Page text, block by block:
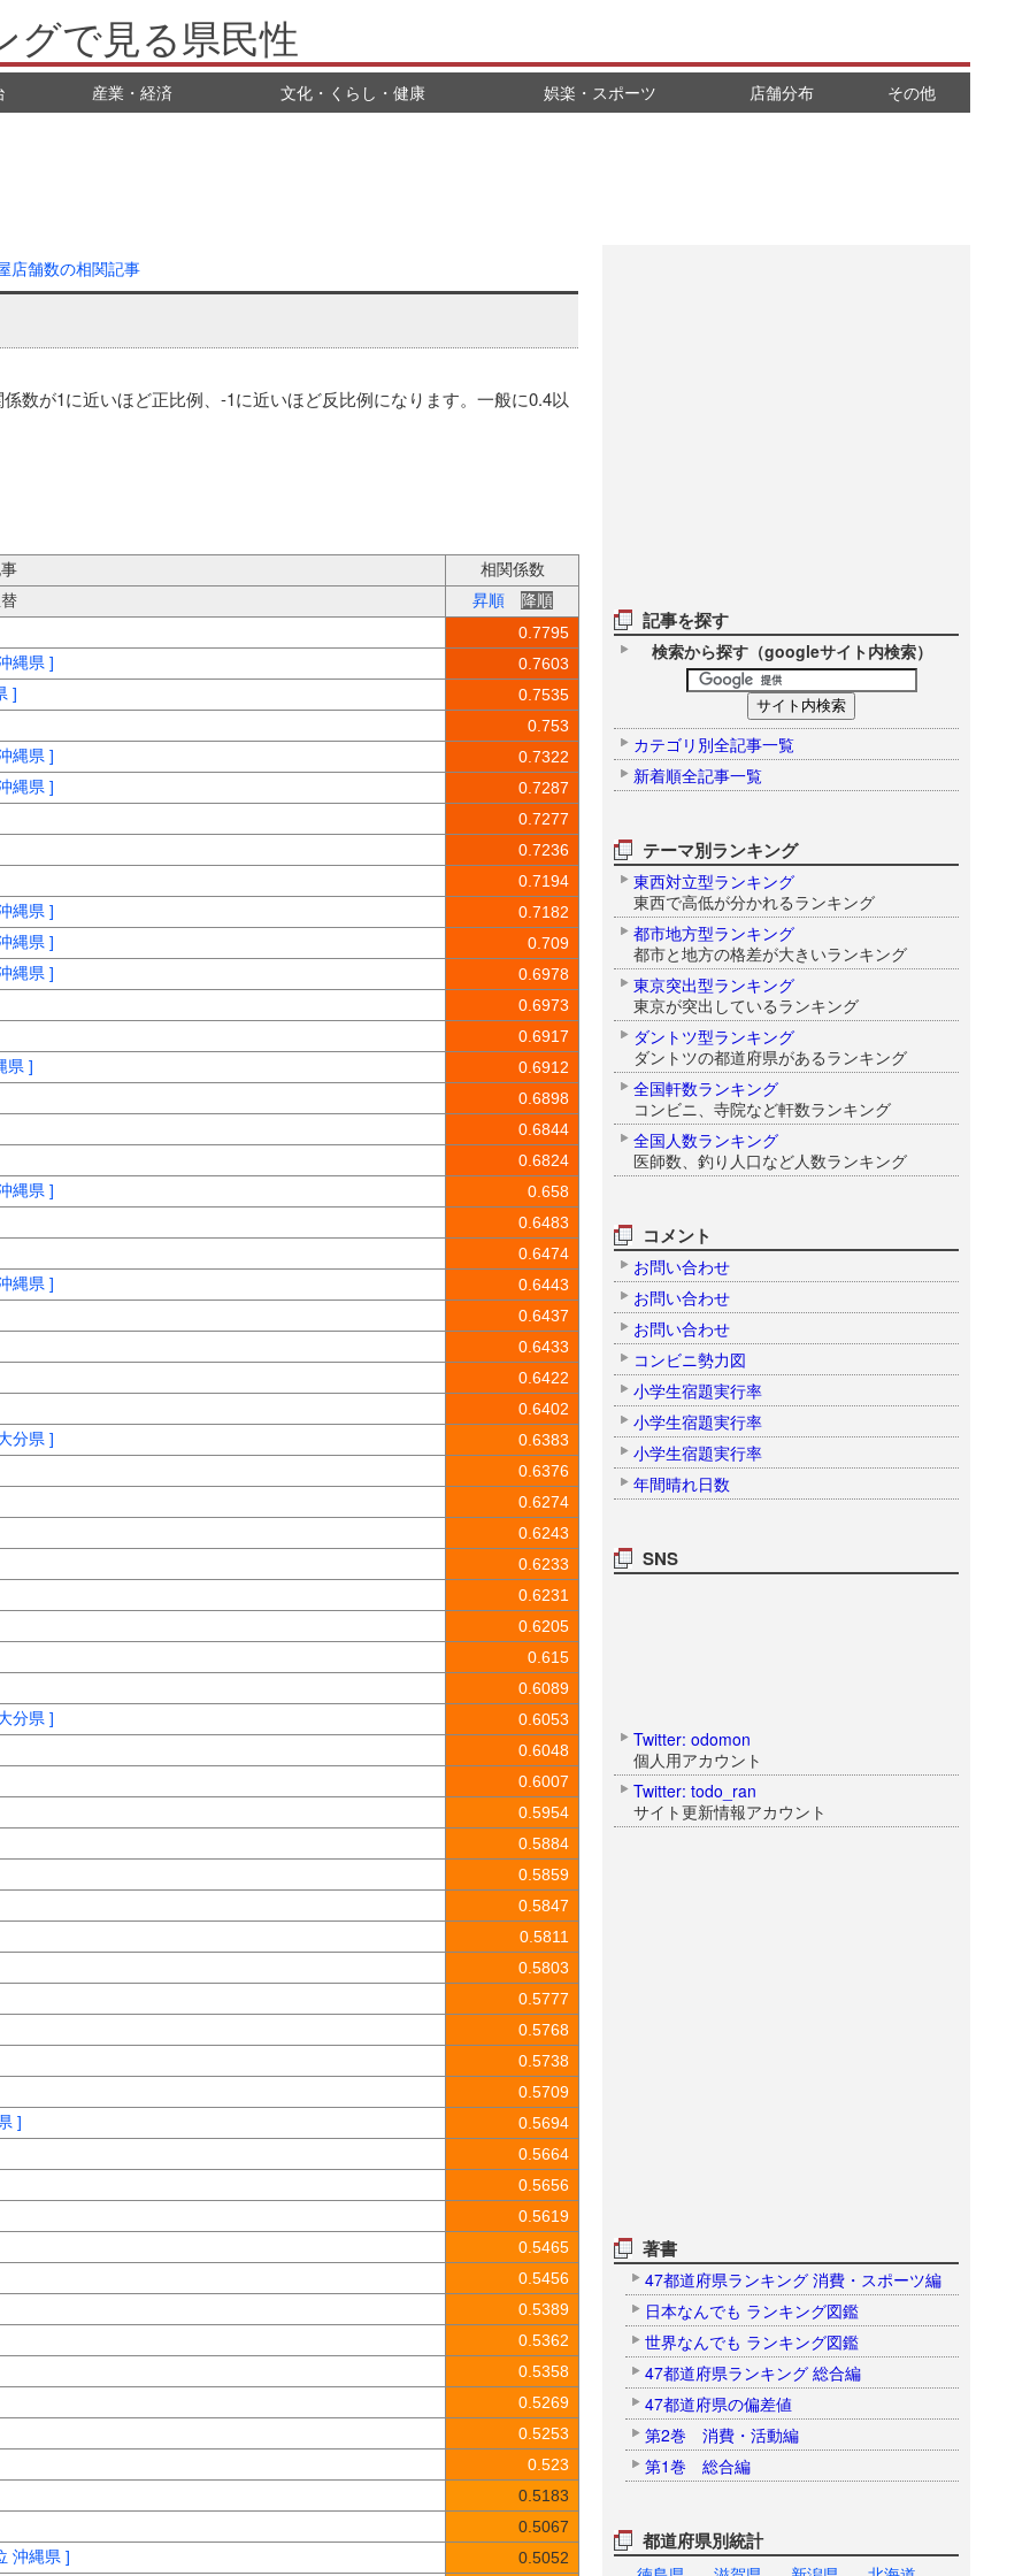
グで見る県民性
産業・経済 文化・くらし・健康 娯楽・スポーツ 店舗分布 その他
記事を探す
検索から探す（googleサイト内検索）
カテゴリ別全記事一覧
新着順全記事一覧
テーマ別ランキング
東西対立型ランキング
東西で高低が分かれるランキング
都市地方型ランキング
都市と地方の格差が大きいランキング
東京突出型ランキング
東京が突出しているランキング
ダントツ型ランキング
ダントツの都道府県があるランキング
全国軒数ランキング
コンビニ、寺院など軒数ランキング
全国人数ランキング
医師数、釣り人口など人数ランキング
コメント
お問い合わせ
お問い合わせ
お問い合わせ
コンビニ勢力図
小学生宿題実行率
小学生宿題実行率
小学生宿題実行率
年間晴れ日数
SNS
Twitter: odomon
個人用アカウント
Twitter: todo_ran
サイト更新情報アカウント
著書
47都道府県ランキング 消費・スポーツ編
日本なんでも ランキング図鑑
世界なんでも ランキング図鑑
47都道府県ランキング 総合編
47都道府県の偏差値
第2巻 消費・活動編
第1巻 総合編
都道府県別統計
店舗数の相関記事
数が1に近いほど正比例、-1に近いほど反比例になります。一般に0.4以
相関係数
昇順
降順
0.7795
縄県 ]
0.7603
]
0.7535
0.753
縄県 ]
0.7322
縄県 ]
0.7287
0.7277
0.7236
0.7194
縄県 ]
0.7182
縄県 ]
0.709
縄県 ]
0.6978
0.6973
0.6917
県 ]
0.6912
0.6898
0.6844
0.6824
縄県 ]
0.658
0.6483
0.6474
縄県 ]
0.6443
0.6437
0.6433
0.6422
0.6402
分県 ]
0.6383
0.6376
0.6274
0.6243
0.6233
0.6231
0.6205
0.615
0.6089
分県 ]
0.6053
0.6048
0.6007
0.5954
0.5884
0.5859
0.5847
0.5811
0.5803
0.5777
0.5768
0.5738
0.5709
]
0.5694
0.5664
0.5656
0.5619
0.5465
0.5456
0.5389
0.5362
0.5358
0.5269
0.5253
0.523
0.5183
0.5067
沖縄県 ]
0.5052